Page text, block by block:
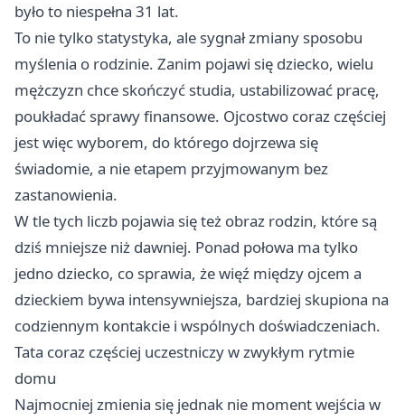
było to niespełna 31 lat.
To nie tylko statystyka, ale sygnał zmiany sposobu
myślenia o rodzinie. Zanim pojawi się dziecko, wielu
mężczyzn chce skończyć studia, ustabilizować pracę,
poukładać sprawy finansowe. Ojcostwo coraz częściej
jest więc wyborem, do którego dojrzewa się
świadomie, a nie etapem przyjmowanym bez
zastanowienia.
W tle tych liczb pojawia się też obraz rodzin, które są
dziś mniejsze niż dawniej. Ponad połowa ma tylko
jedno dziecko, co sprawia, że więź między ojcem a
dzieckiem bywa intensywniejsza, bardziej skupiona na
codziennym kontakcie i wspólnych doświadczeniach.
Tata coraz częściej uczestniczy w zwykłym rytmie
domu
Najmocniej zmienia się jednak nie moment wejścia w